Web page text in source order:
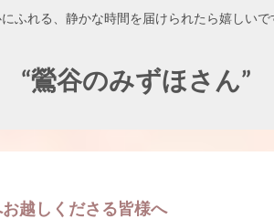
ふれる、静かな時間を届けられたら嬉しいで
“鶯谷のみずほさん”
越しくださる皆様へ